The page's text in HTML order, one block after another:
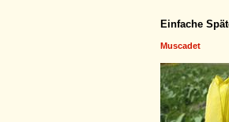
Einfache
Muscadet